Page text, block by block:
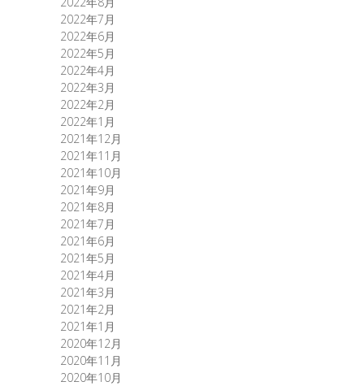
2022年7月
2022年6月
2022年5月
2022年4月
2022年3月
2022年2月
2022年1月
2021年12月
2021年11月
2021年10月
2021年9月
2021年8月
2021年7月
2021年6月
2021年5月
2021年4月
2021年3月
2021年2月
2021年1月
2020年12月
2020年11月
2020年10月